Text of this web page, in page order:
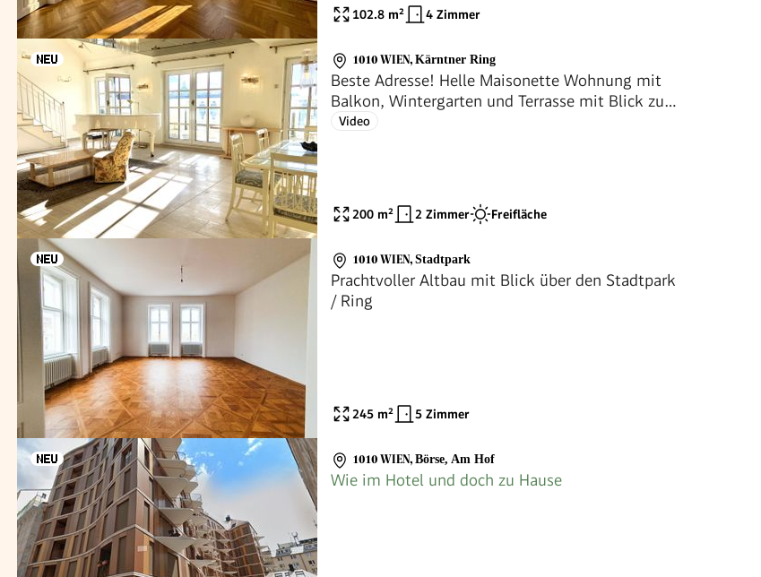
102.8 m² 4 Zimmer
1010 WIEN, Kärntner Ring
Beste Adresse! Helle Maisonette Wohnung mit
Balkon, Wintergarten und Terrasse mit Blick zum
Stephansdom
Video
200 m² 2 Zimmer Freifläche
1010 WIEN, Stadtpark
Prachtvoller Altbau mit Blick über den Stadtpark
/ Ring
245 m² 5 Zimmer
1010 WIEN, Börse, Am Hof
Wie im Hotel und doch zu Hause